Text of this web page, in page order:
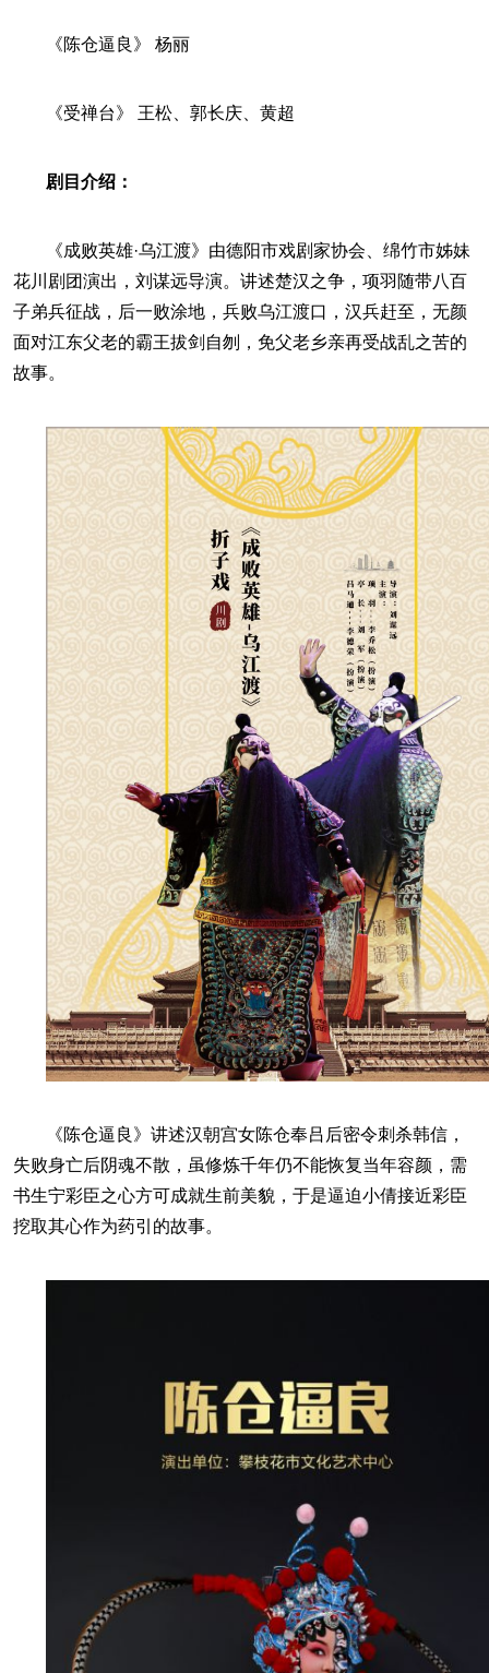
《陈仓逼良》 杨丽
《受禅台》 王松、郭长庆、黄超
剧目介绍：
《成败英雄·乌江渡》由德阳市戏剧家协会、绵竹市姊妹
花川剧团演出，刘谋远导演。讲述楚汉之争，项羽随带八百
子弟兵征战，后一败涂地，兵败乌江渡口，汉兵赶至，无颜
面对江东父老的霸王拔剑自刎，免父老乡亲再受战乱之苦的
故事。
《陈仓逼良》讲述汉朝宫女陈仓奉吕后密令刺杀韩信，
失败身亡后阴魂不散，虽修炼千年仍不能恢复当年容颜，需
书生宁彩臣之心方可成就生前美貌，于是逼迫小倩接近彩臣
挖取其心作为药引的故事。